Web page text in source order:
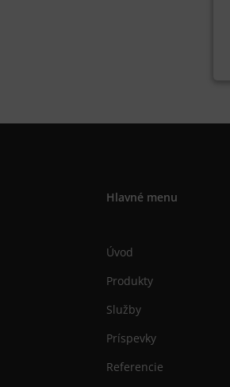
Hlavné menu
Úvod
Produkty
Služby
Príspevky
Referencie